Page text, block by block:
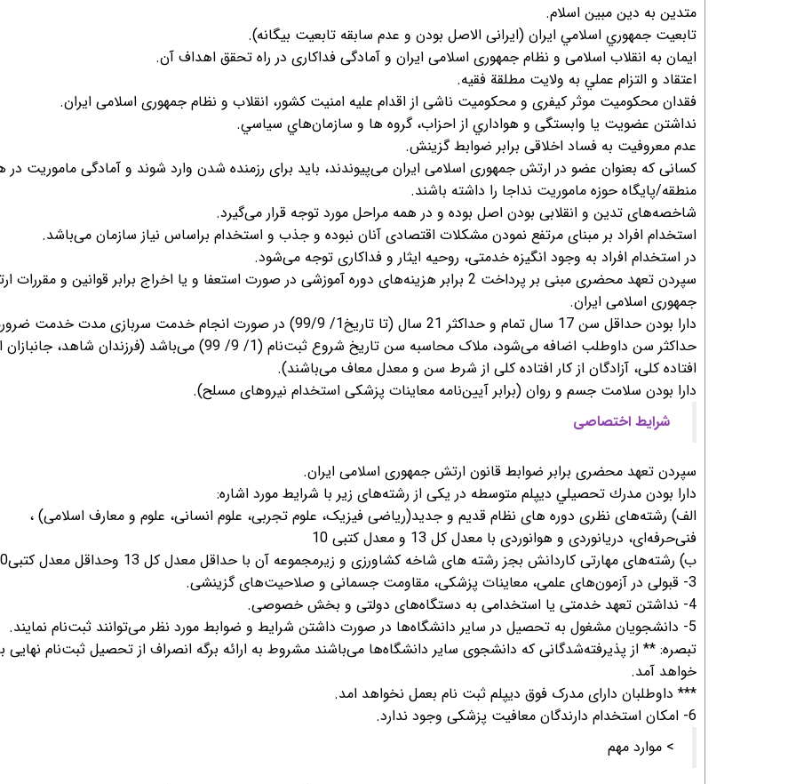
متدين به دين مبین اسلام.
تابعيت جمهوري اسلامي ايران (ایرانی الاصل بودن و عدم سابقه تابعیت بیگانه).
ایمان به انقلاب اسلامی و نظام جمهوری اسلامی ایران و آمادگی فداکاری در راه تحقق اهداف آن.
اعتقاد و التزام عملي به ولايت مطلقة فقيه.
فقدان محکومیت موثر کیفری و محکومیت ناشی از اقدام علیه امنیت کشور، انقلاب و نظام جمهوری اسلامی ایران.
نداشتن عضويت یا وابستگی و هواداري از احزاب، گروه ها و سازمان‌هاي سياسي.
عدم معروفیت به فساد اخلاقی برابر ضوابط گزینش.
کسانی که بعنوان عضو در ارتش جمهوری اسلامی ایران می‌پیوندند، باید برای رزمنده شدن وارد شوند و آمادگی ماموریت در
منطقه/پایگاه حوزه ماموریت نداجا را داشته باشند.
شاخصه‌های تدین و انقلابی بودن اصل بوده و در همه مراحل مورد توجه قرار می‌گیرد.
استخدام افراد بر مبنای مرتفع نمودن مشکلات اقتصادی آنان نبوده و جذب و استخدام براساس نیاز سازمان می‌باشد.
در استخدام افراد به وجود انگیزه خدمتی، روحیه ایثار و فداکاری توجه می‌شود.
سپردن تعهد محضری مبنی بر پرداخت 2 برابر هزینه‌های دوره آموزشی در صورت استعفا و یا اخراج برابر قوانین و
جمهوری اسلامی ایران.
دارا بودن حداقل سن 17 سال تمام و حداکثر 21 سال (تا تاریخ1/ 99/9) در صورت انجام خدمت سربازی مدت
حداکثر سن داوطلب اضافه می‌شود، ملاک محاسبه سن تاریخ شروع ثبت‌نام (1/ 9/ 99) می‌باشد (فرزندان شاهد،
افتاده کلی، آزادگان از کار افتاده کلی از شرط سن و معدل معاف می‌باشند).
دارا بودن سلامت جسم و روان (برابر آیین‌نامه معاینات پزشکی استخدام نیروهای مسلح).
شرايط اختصاصی
سپردن تعهد محضری برابر ضوابط قانون ارتش جمهوری اسلامی ایران.
دارا بودن مدرك تحصيلي ديپلم متوسطه در یکی از رشته‌های زیر با شرایط مورد اشاره:
الف) رشته‌های نظری دوره های نظام قدیم و جدید(ریاضی فیزیک، علوم تجربی، علوم انسانی، علوم و معارف اسلامی) ،
فنی‌حرفه‌ای، دریانوردی و هوانوردی با معدل كل 13 و معدل کتبی 10
ب) رشته‌های مهارتی کاردانش بجز رشته های شاخه کشاورزی و زیرمجموعه آن با حداقل معدل كل 13 وحداقل معدل کتبی10
3- قبولی در آزمون‌های علمی، معاینات پزشکی، مقاومت جسمانی و صلاحیت‌های گزینشی.
4- نداشتن تعهد خدمتی یا استخدامی به دستگاه‌های دولتی و بخش خصوصی.
5- دانشجویان مشغول به تحصیل در سایر دانشگاه‌ها در صورت داشتن شرایط و ضوابط مورد نظر می‌توانند ثبت‌نام نمایند.
تبصره: ** از پذیرفته‌شدگانی که دانشجوی سایر دانشگاه‌ها می‌باشند مشروط به ارائه برگه انصراف از تحصیل ثبت‌نام نهایی
خواهد آمد.
*** داوطلبان دارای مدرک فوق دیپلم ثبت نام بعمل نخواهد امد.
6- امکان استخدام دارندگان معافیت پزشکی وجود ندارد.
> موارد مهم